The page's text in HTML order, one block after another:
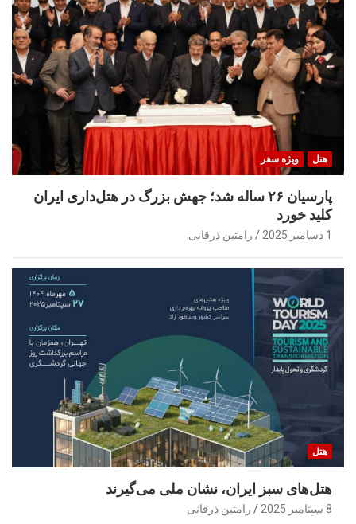
هتل ویژه سفر
پارسیان ۲۶ ساله شد؛ جهش بزرگ در هتل‌داری ایران
کلید خورد
1 دسامبر 2025 رامتین ذرقانی
هتل
هتل‌های سبز ایران، نشان ملی می‌گیرند
8 سپتامبر 2025 رامتین ذرقانی